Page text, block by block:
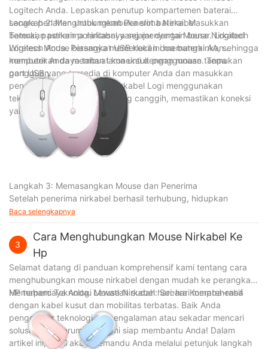
Logitech Anda. Lepaskan penutup kompartemen baterai
secara perlahan untuk membuka slot baterai. Masukkan
baterai, pastikan polaritasnya sejajar dengan benar. Logitech
Wireless Mouse biasanya memerlukan dua baterai AA, sehingga
memberikan daya tahan lama untuk penggunaan tanpa
gangguan.
Langkah 2: Menghubungkan Penerima Nirkabel
Temukan penerima nirkabel yang menyertai Mouse Nirkabel
Logitech Anda. Perangkat USB kecil ini memungkinkan
komputer Anda membuat koneksi dengan mouse. Temukan
port USB yang tersedia di komputer Anda dan masukkan
penerima nirkabel. Mouse Nirkabel Logi menggunakan
teknologi nirkabel 2.4GHz yang canggih, memastikan koneksi
yang stabil dan responsif.
Langkah 3: Memasangkan Mouse dan Penerima
Setelah penerima nirkabel berhasil terhubung, hidupkan
Baca selengkapnya
3
Cara Menghubungkan Mouse Nirkabel Ke
Hp
Selamat datang di panduan komprehensif kami tentang cara
menghubungkan mouse nirkabel dengan mudah ke perangkat
HP terpercaya Anda. Lewatlah sudah hari-hari meraba-raba
dengan kabel kusut dan mobilitas terbatas. Baik Anda
penggemar teknologi berpengalaman atau sekadar mencari
solusi tanpa kerumitan, kami siap membantu Anda! Dalam
artikel ini, kami akan memandu Anda melalui petunjuk langkah
Memahami Teknologi Mouse Nirkabel: Secara Komprehensif